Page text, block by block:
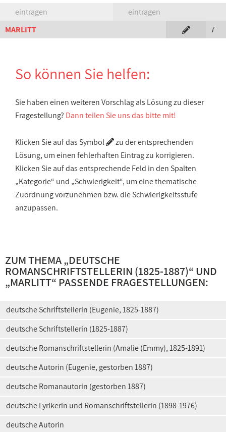
eintragen
eintragen
MARLITT
7
So können Sie helfen:
Sie haben einen weiteren Vorschlag als Lösung zu dieser
Fragestellung? Dann teilen Sie uns das bitte mit!
Klicken Sie auf das Symbol
zu der entsprechenden
Lösung, um einen fehlerhaften Eintrag zu korrigieren.
Klicken Sie auf das entsprechende Feld in den Spalten
„Kategorie“ und „Schwierigkeit“, um eine thematische
Zuordnung vorzunehmen bzw. die Schwierigkeitsstufe
anzupassen.
ZUM THEMA „DEUTSCHE
ROMANSCHRIFTSTELLERIN (1825-1887)“ UND
„MARLITT“ PASSENDE FRAGESTELLUNGEN:
deutsche Schriftstellerin (Eugenie, 1825-1887)
deutsche Schriftstellerin (1825-1887)
deutsche Romanschriftstellerin (Amalie (Emmy), 1825-1891)
deutsche Autorin (Eugenie, gestorben 1887)
deutsche Romanautorin (gestorben 1887)
deutsche Lyrikerin und Romanschriftstellerin (1898-1976)
deutsche Autorin